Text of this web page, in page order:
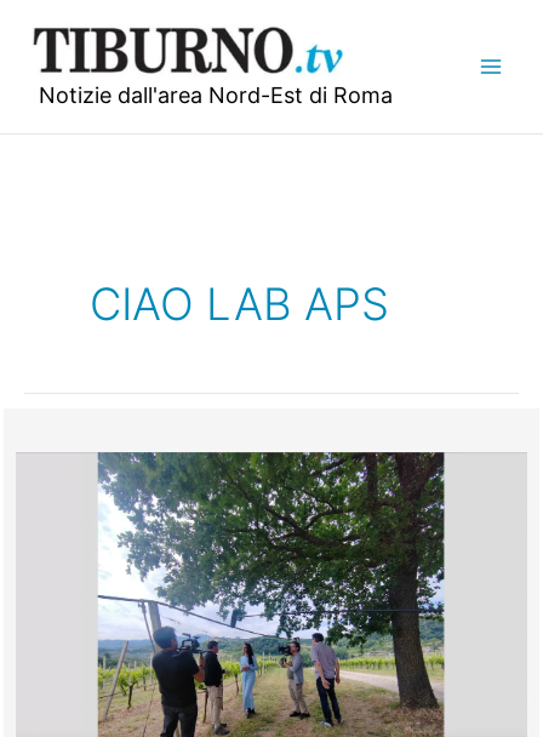
contenuto
Notizie dall'area Nord-Est di Roma
CIAO LAB APS